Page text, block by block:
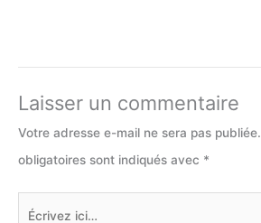
Laisser un commentaire
Votre adresse e-mail ne sera pas publiée.
obligatoires sont indiqués avec *